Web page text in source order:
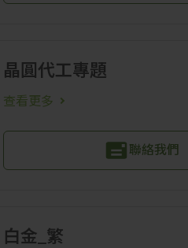
晶圓代工專題
查看更多
聯絡我們
白金_繁